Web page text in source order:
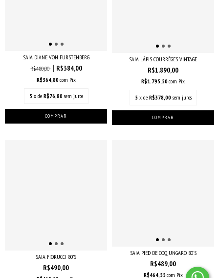
SAIA DIANE VON FURSTENBERG
R$480,00
R$384,00
R$364,80com Pix
5 x de R$76,80 sem juros
SAIA LÁPIS COURRÈGES VINTAGE
R$1.890,00
R$1.795,50com Pix
5 x de R$378,00 sem juros
SAIA FIORUCCI 80’S
R$490,00
SAIA PIED DE COQ UNGARO 80'S
R$489,00
R$464,55com Pix